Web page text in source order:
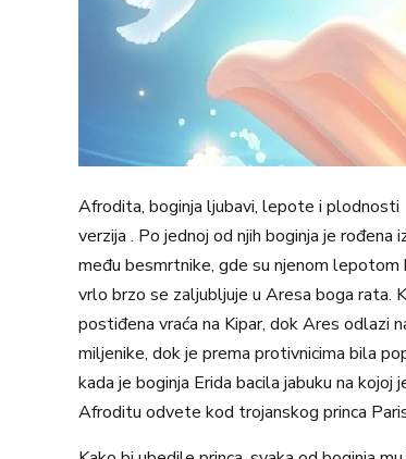
Afrodita, boginja ljubavi, lepote i plodnosti
verzija . Po jednoj od njih boginja je
među besmrtnike, gde su njenom lepotom
vrlo brzo se zaljubljuje u Aresa boga rata.
postiđena vraća na Kipar, dok Ares odlazi
miljenike, dok je prema protivnicima bila
kada je boginja Erida bacila jabuku na
Afroditu odvete kod trojanskog princa